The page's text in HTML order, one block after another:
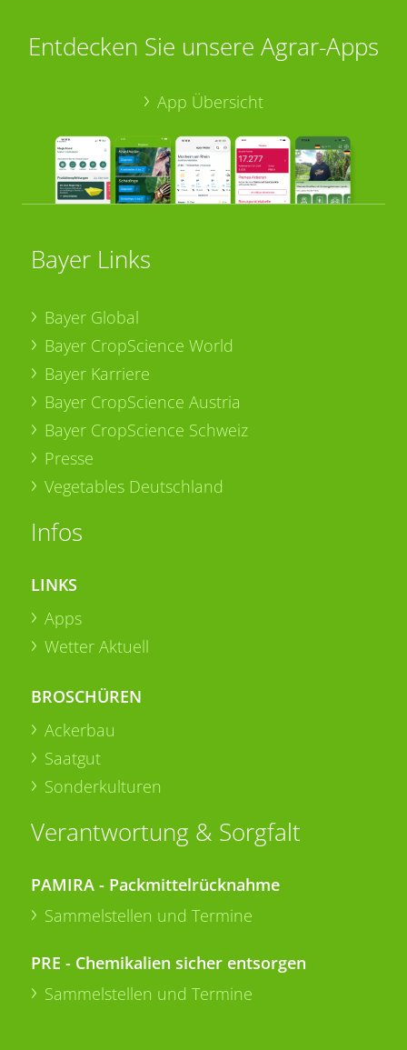
Entdecken Sie unsere Agrar-Apps
App Übersicht
Bayer Links
Bayer Global
Bayer CropScience World
Bayer Karriere
Bayer CropScience Austria
Bayer CropScience Schweiz
Presse
Vegetables Deutschland
Infos
LINKS
Apps
Wetter Aktuell
BROSCHÜREN
Ackerbau
Saatgut
Sonderkulturen
Verantwortung & Sorgfalt
PAMIRA - Packmittelrücknahme
Sammelstellen und Termine
PRE - Chemikalien sicher entsorgen
Sammelstellen und Termine